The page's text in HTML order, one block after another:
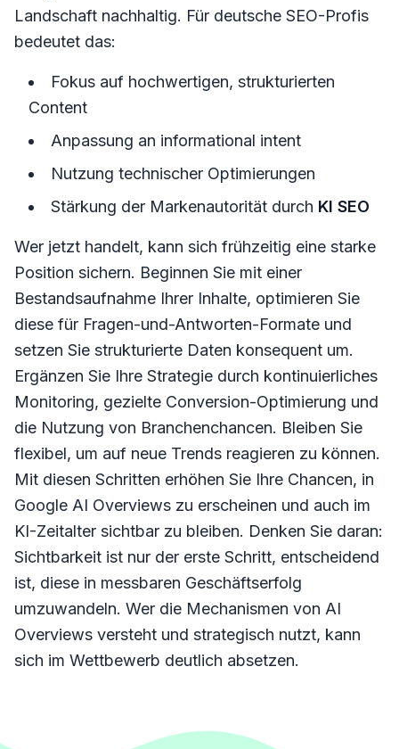
Landschaft nachhaltig. Für deutsche SEO-Profis
bedeutet das:
Fokus auf hochwertigen, strukturierten
Content
Anpassung an informational intent
Nutzung technischer Optimierungen
Stärkung der Markenautorität durch KI SEO
Wer jetzt handelt, kann sich frühzeitig eine starke
Position sichern. Beginnen Sie mit einer
Bestandsaufnahme Ihrer Inhalte, optimieren Sie
diese für Fragen-und-Antworten-Formate und
setzen Sie strukturierte Daten konsequent um.
Ergänzen Sie Ihre Strategie durch kontinuierliches
Monitoring, gezielte Conversion-Optimierung und
die Nutzung von Branchenchancen. Bleiben Sie
flexibel, um auf neue Trends reagieren zu können.
Mit diesen Schritten erhöhen Sie Ihre Chancen, in
Google AI Overviews zu erscheinen und auch im
KI-Zeitalter sichtbar zu bleiben. Denken Sie daran:
Sichtbarkeit ist nur der erste Schritt, entscheidend
ist, diese in messbaren Geschäftserfolg
umzuwandeln. Wer die Mechanismen von AI
Overviews versteht und strategisch nutzt, kann
sich im Wettbewerb deutlich absetzen.